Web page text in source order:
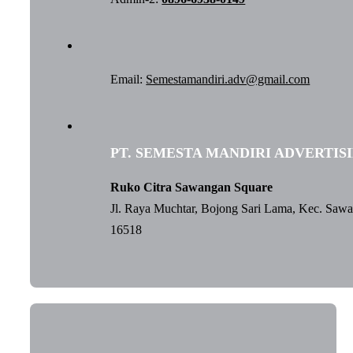
Email: Semestamandiri.adv@gmail.com
PT. SEMESTA MANDIRI
Ruko Citra Sawangan Square
Jl. Raya Muchtar, Bojong Sari Lama, Kec.
16518